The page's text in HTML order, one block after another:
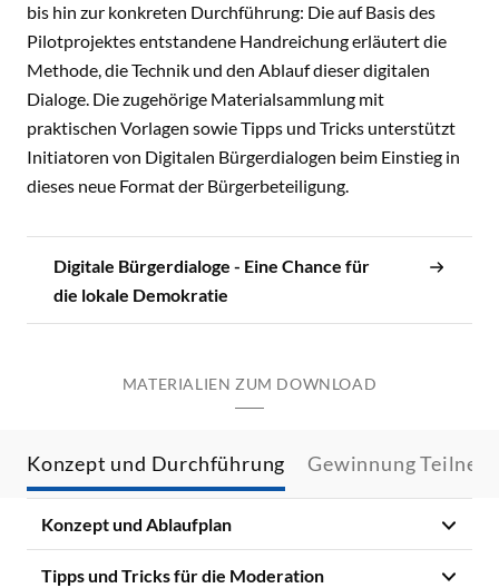
bis hin zur konkreten Durchführung: Die auf Basis des
Pilotprojektes entstandene Handreichung erläutert die
Methode, die Technik und den Ablauf dieser digitalen
Dialoge. Die zugehörige Materialsammlung mit
praktischen Vorlagen sowie Tipps und Tricks unterstützt
Initiatoren von Digitalen Bürgerdialogen beim Einstieg in
dieses neue Format der Bürgerbeteiligung.
Digitale Bürgerdialoge - Eine Chance für
die lokale Demokratie
MATERIALIEN ZUM DOWNLOAD
Konzept und Durchführung Gewinnung
Konzept und Ablaufplan
Tipps und Tricks für die Moderation